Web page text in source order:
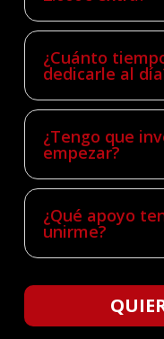
¿Cuánto
dedicarle al
¿Tengo que
empezar?
¿Qué apoyo
unirme?